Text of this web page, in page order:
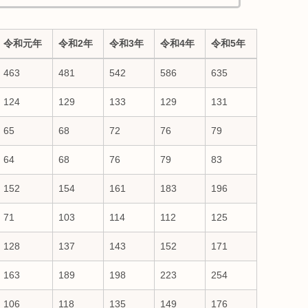
令和元年 令和2年 令和3年 令和4年 令和5年
463 481 542 586 635
124 129 133 129 131
65 68 72 76 79
64 68 76 79 83
152 154 161 183 196
71 103 114 112 125
128 137 143 152 171
163 189 198 223 254
106 118 135 149 176